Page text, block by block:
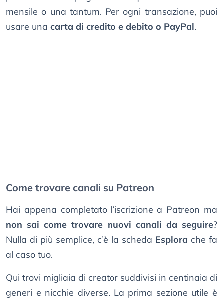
mensile o una tantum. Per ogni transazione, puoi
usare una carta di credito e debito o PayPal.
Come trovare canali su Patreon
Hai appena completato l’iscrizione a Patreon ma
non sai come trovare nuovi canali da seguire?
Nulla di più semplice, c’è la scheda Esplora che fa
al caso tuo.
Qui trovi migliaia di creator suddivisi in centinaia di
generi e nicchie diverse. La prima sezione utile è